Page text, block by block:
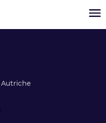
VPS
Autriche